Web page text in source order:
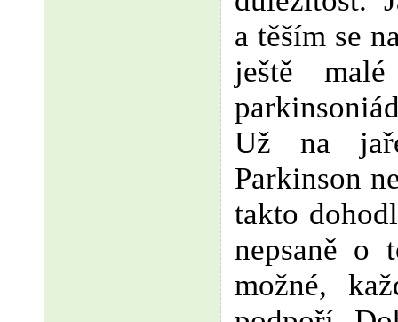
a těším se
ještě
Už na
Parkinson
takto
nepsaně o
možné,